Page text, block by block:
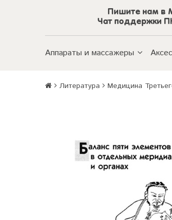
Пишите нам в
Чат поддержки
Аппараты и массажеры
Литература Медицина